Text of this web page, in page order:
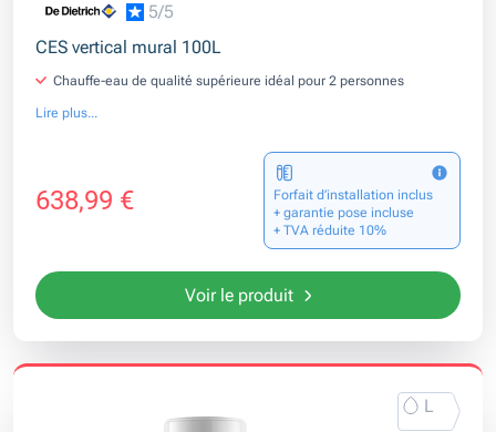
5/5
CES vertical mural 100L
Chauffe-eau de qualité supérieure idéal pour 2 personnes
Lire plus...
638,99 €
Forfait d’installation inclus
+ garantie pose incluse
+ TVA réduite 10%
Voir le produit
L